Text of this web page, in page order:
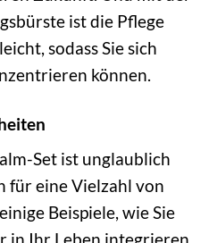
ist die Pflege
sodass Sie sich
können.
Set ist unglaublich
für eine Vielzahl von
Beispiele, wie Sie